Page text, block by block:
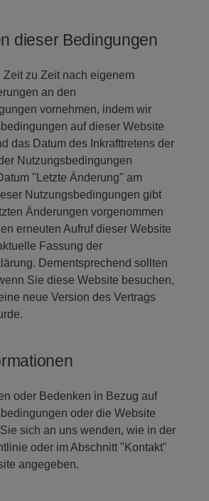
dieser Bedingungen
Zeit zu Zeit nach eigenem
an den
vornehmen, indem wir
auf dieser Website
das Datum des Inkrafttretens der
Nutzungsbedingungen
"Letzte Änderung" am
Nutzungsbedingungen gibt
Änderungen vorgenommen
erneuten Aufruf dieser Website
Fassung der
Dementsprechend sollten
Sie diese Website besuchen,
neue Version des Vertrags
oder Bedenken in Bezug auf
oder die Website
sich an uns wenden, wie in der
oder im Abschnitt "Kontakt"
angegeben.